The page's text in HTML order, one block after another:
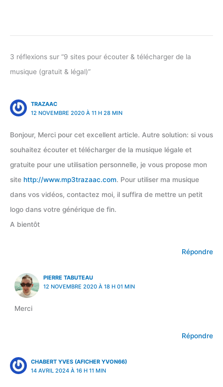
3 réflexions sur “9 sites pour écouter & télécharger de la
musique (gratuit & légal)”
TRAZAAC
12 NOVEMBRE 2020 À 11 H 28 MIN
Bonjour, Merci pour cet excellent article. Autre solution: si vous
souhaitez écouter et télécharger de la musique légale et
gratuite pour une utilisation personnelle, je vous propose mon
site http://www.mp3trazaac.com. Pour utiliser ma musique
dans vos vidéos, contactez moi, il suffira de mettre un petit
logo dans votre générique de fin.
A bientôt
Répondre
PIERRE TABUTEAU
12 NOVEMBRE 2020 À 18 H 01 MIN
Merci
Répondre
CHABERT YVES (AFICHER YVON66)
14 AVRIL 2024 À 16 H 11 MIN